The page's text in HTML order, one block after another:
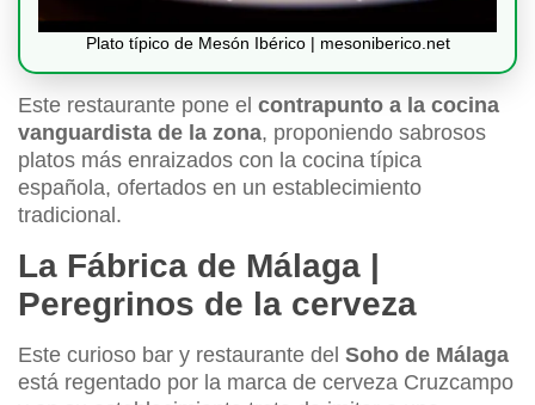
Plato típico de Mesón Ibérico | mesoniberico.net
Este restaurante pone el contrapunto a la cocina
vanguardista de la zona, proponiendo sabrosos
platos más enraizados con la cocina típica
española, ofertados en un establecimiento
tradicional.
La Fábrica de Málaga |
Peregrinos de la cerveza
Este curioso bar y restaurante del Soho de Málaga
está regentado por la marca de cerveza Cruzcampo